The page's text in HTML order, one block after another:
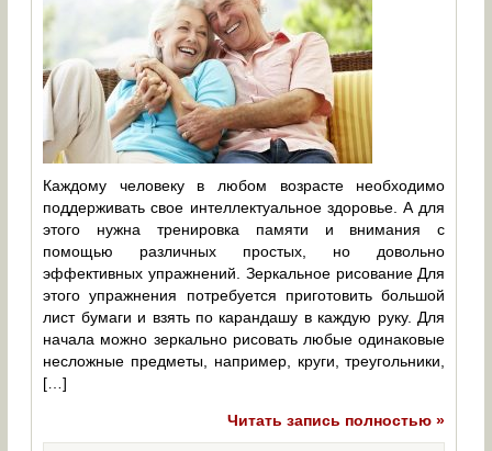
Каждому человеку в любом возрасте необходимо
поддерживать свое интеллектуальное здоровье. А для
этого нужна тренировка памяти и внимания с
помощью различных простых, но довольно
эффективных упражнений. Зеркальное рисование Для
этого упражнения потребуется приготовить большой
лист бумаги и взять по карандашу в каждую руку. Для
начала можно зеркально рисовать любые одинаковые
несложные предметы, например, круги, треугольники,
[…]
Читать запись полностью »